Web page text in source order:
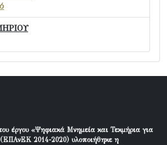
έργου «Ψηφιακά Μνημεία και Τεκμήρια για
(ΕΠΑνΕΚ 2014-2020) υλοποιήθηκε η